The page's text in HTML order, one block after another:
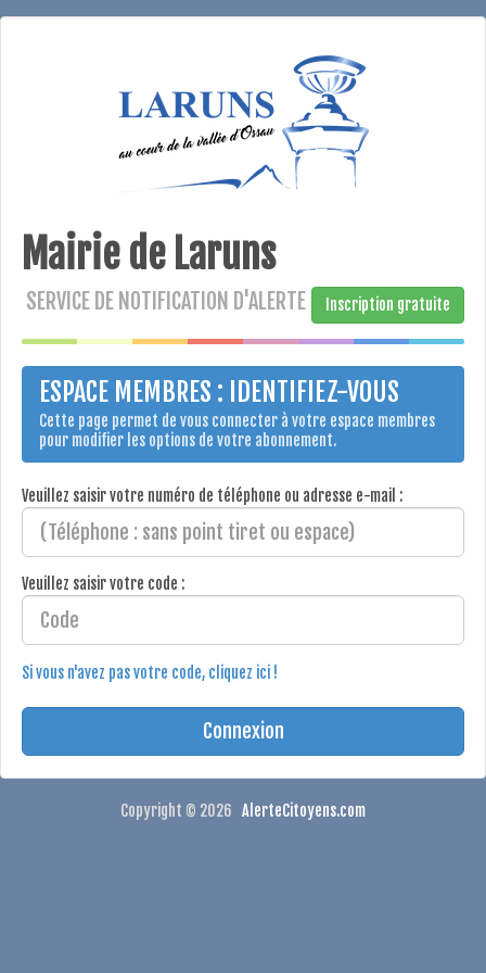
Mairie de Laruns
SERVICE DE NOTIFICATION D'ALERTE Inscription gratuite
ESPACE MEMBRES : IDENTIFIEZ-VOUS
Cette page permet de vous connecter à votre espace membres
pour modifier les options de votre abonnement.
Veuillez saisir votre numéro de téléphone ou adresse e-mail :
Veuillez saisir votre code :
Si vous n'avez pas votre code, cliquez ici !
Copyright © 2026 AlerteCitoyens.com